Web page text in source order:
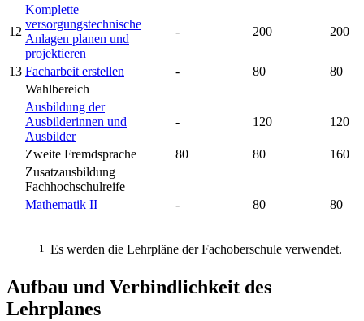
12
Komplette
versorgungstechnische
Anlagen planen und
projektieren
- 200 200
13 Facharbeit erstellen - 80
80
Wahlbereich
Ausbildung der
Ausbilderinnen und
Ausbilder
- 120 120
Zweite Fremdsprache 80 80
160
Zusatzausbildung
Fachhochschulreife
Mathematik II
- 80 80
1 Es werden die Lehrpläne der Fachoberschule verwendet.
Aufbau und Verbindlichkeit des
Lehrplanes